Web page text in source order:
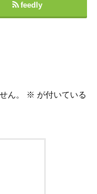
feedly
ん。 ※ が付いている